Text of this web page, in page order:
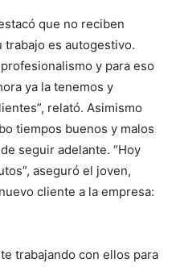
que no reciben
trabajo es autogestivo.
y para eso
ya la tenemos y
relató. Asimismo
tiempos buenos y malos
seguir adelante. “Hoy
aseguró el joven,
cliente a la empresa:
trabajando con ellos para